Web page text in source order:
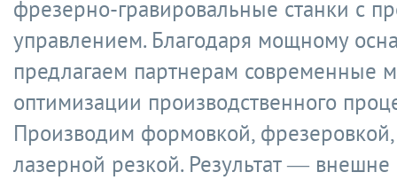
фрезерно-гравировальные станки с
управлением. Благодаря мощному
предлагаем партнерам современные
оптимизации производственного
Производим формовкой, фрезеровкой,
лазерной резкой. Результат — внешне